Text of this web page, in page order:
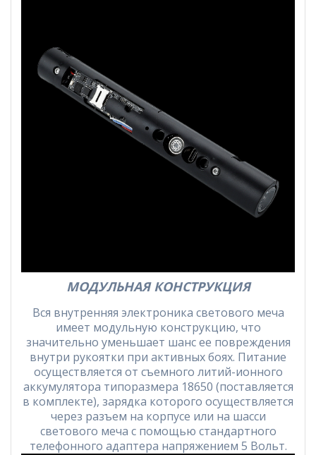
МОДУЛЬНАЯ КОНСТРУКЦИЯ
Вся внутренняя электроника светового меча
имеет модульную конструкцию, что
значительно уменьшает шанс ее повреждения
внутри рукоятки при активных боях. Питание
осуществляется от съемного литий-ионного
аккумулятора типоразмера 18650 (поставляется
в комплекте), зарядка которого осуществляется
через разъем на корпусе или на шасси
светового меча с помощью стандартного
телефонного адаптера напряжением 5 Вольт.